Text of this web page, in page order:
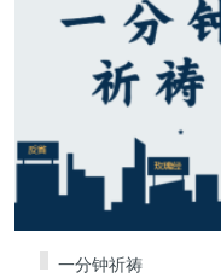
一分钟祈祷